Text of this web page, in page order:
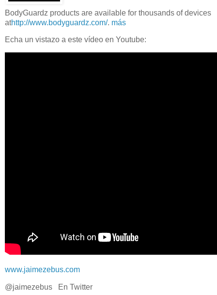
BodyGuardz products are available for thousands of devices
athttp://www.bodyguardz.com/. más
Echa un vistazo a este vídeo en Youtube:
www.jaimezebus.com
@jaimezebus En Twitter